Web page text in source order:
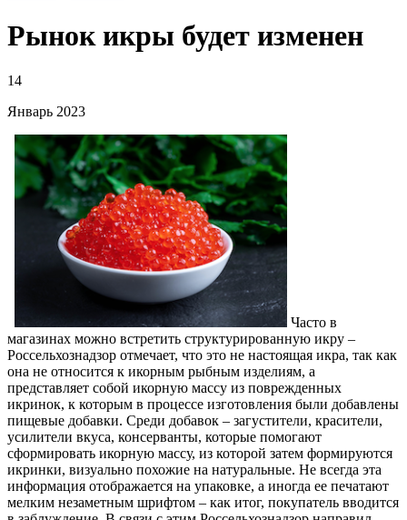
Рынок икры будет изменен
14
Январь 2023
Часто в
магазинах можно встретить структурированную икру –
Россельхознадзор отмечает, что это не настоящая икра, так как
она не относится к икорным рыбным изделиям, а
представляет собой икорную массу из поврежденных
икринок, к которым в процессе изготовления были добавлены
пищевые добавки. Среди добавок – загустители, красители,
усилители вкуса, консерванты, которые помогают
сформировать икорную массу, из которой затем формируются
икринки, визуально похожие на натуральные. Не всегда эта
информация отображается на упаковке, а иногда ее печатают
мелким незаметным шрифтом – как итог, покупатель вводится